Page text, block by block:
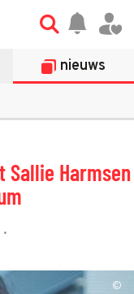
nieuws
Sallie Harmsen
©